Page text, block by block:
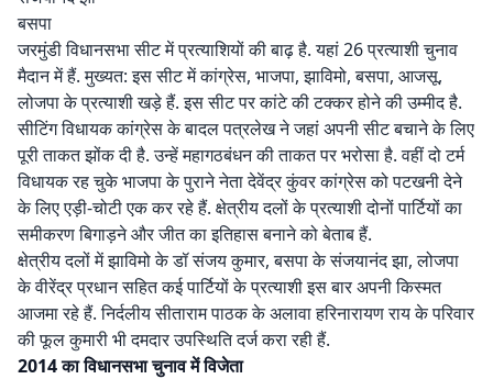
बसपा
जरमुंडी विधानसभा सीट में प्रत्याशियों की बाढ़ है. यहां 26 प्रत्याशी चुनाव
मैदान में हैं. मुख्यत: इस सीट में कांग्रेस, भाजपा, झाविमो, बसपा, आजसू,
लोजपा के प्रत्याशी खड़े हैं. इस सीट पर कांटे की टक्कर होने की उम्मीद है.
सीटिंग विधायक कांग्रेस के बादल पत्रलेख ने जहां अपनी सीट बचाने के लिए
पूरी ताकत झोंक दी है. उन्हें महागठबंधन की ताकत पर भरोसा है. वहीं दो टर्म
विधायक रह चुके भाजपा के पुराने नेता देवेंद्र कुंवर कांग्रेस को पटखनी देने
के लिए एड़ी-चोटी एक कर रहे हैं. क्षेत्रीय दलों के प्रत्याशी दोनों पार्टियों का
समीकरण बिगाड़ने और जीत का इतिहास बनाने को बेताब हैं.
क्षेत्रीय दलों में झाविमो के डॉ संजय कुमार, बसपा के संजयानंद झा, लोजपा
के वीरेंद्र प्रधान सहित कई पार्टियों के प्रत्याशी इस बार अपनी किस्मत
आजमा रहे हैं. निर्दलीय सीताराम पाठक के अलावा हरिनारायण राय के परिवार
की फूल कुमारी भी दमदार उपस्थिति दर्ज करा रही हैं.
2014 का विधानसभा चुनाव में विजेता